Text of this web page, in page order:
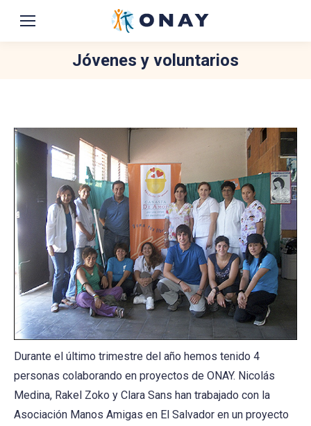
Jóvenes y voluntarios
Durante el último trimestre del año hemos tenido 4
personas colaborando en proyectos de ONAY. Nicolás
Medina, Rakel Zoko y Clara Sans han trabajado con la
Asociación Manos Amigas en El Salvador en un proyecto